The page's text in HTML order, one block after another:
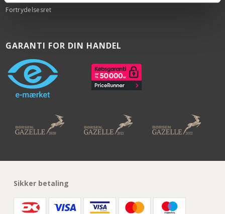
Fortrydelsesret
GARANTI FOR DIN HANDEL
Sikker betaling